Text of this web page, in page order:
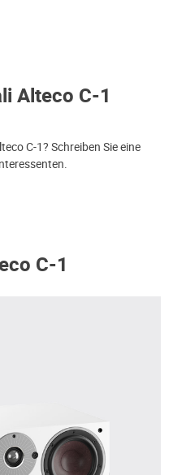
Alteco C-1
C-1? Schreiben Sie eine
C-1